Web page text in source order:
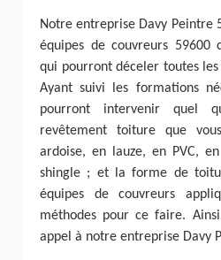
Notre entreprise Davy Peintre
équipes de couvreurs 59600
qui pourront déceler toutes
Ayant suivi les formations
pourront intervenir quel
revêtement toiture que
ardoise, en lauze, en PVC,
shingle ; et la forme de
équipes de couvreurs
méthodes pour ce faire.
appel à notre entreprise Davy